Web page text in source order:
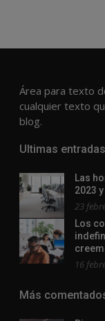
Área para texto
cualquier texto
blog.
Ultimas entradas
Las
2023
23
Los
16
Más